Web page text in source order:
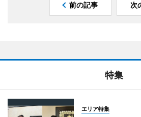
前の記事 次
特集
エリア特集